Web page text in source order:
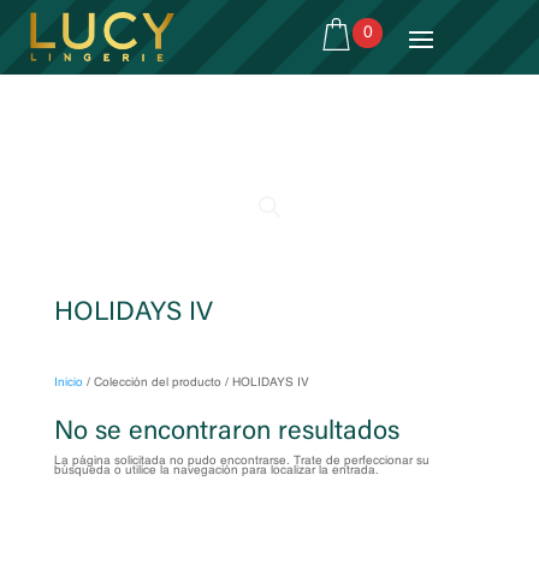
0
HOLIDAYS IV
Inicio/ Colección del producto / HOLIDAYS IV
No se encontraron resultados
La página solicitada no pudo encontrarse. Trate de perfeccionar su
búsqueda o utilice la navegación para localizar la entrada.